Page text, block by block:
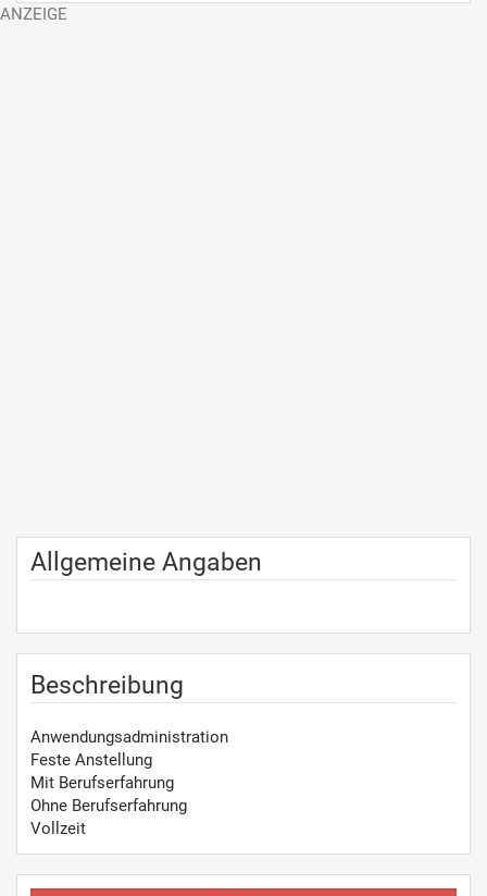
Allgemeine Angaben
Beschreibung
Anwendungsadministration
Feste Anstellung
Mit Berufserfahrung
Ohne Berufserfahrung
Vollzeit